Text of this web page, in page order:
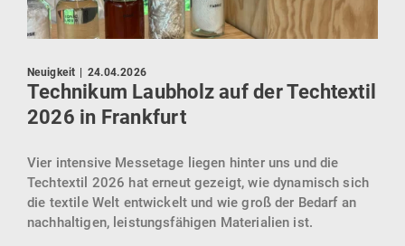
Neuigkeit | 24.04.2026
Technikum Laubholz auf der Techtextil
2026 in Frankfurt
Vier intensive Messetage liegen hinter uns und die
Techtextil 2026 hat erneut gezeigt, wie dynamisch sich
die textile Welt entwickelt und wie groß der Bedarf an
nachhaltigen, leistungsfähigen Materialien ist.